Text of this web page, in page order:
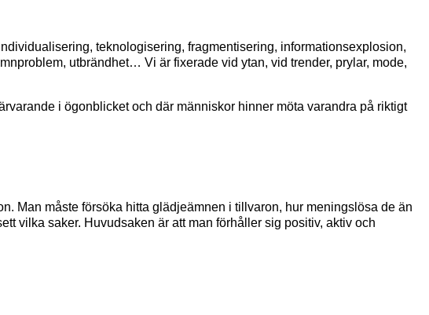
teknologisering, fragmentisering, informationsexplosion,
utbrändhet… Vi är fixerade vid ytan, vid trender, prylar, mode,
i ögonblicket och där människor hinner möta varandra på riktigt
Man måste försöka hitta glädjeämnen i tillvaron, hur meningslösa de än
vilka saker. Huvudsaken är att man förhåller sig positiv, aktiv och